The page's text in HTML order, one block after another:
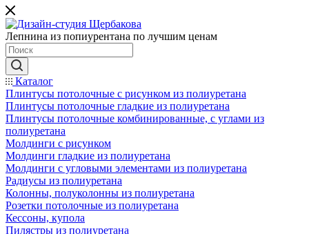
Лепнина из попиурентана по лучшим ценам
Каталог
Плинтусы потолочные с рисунком из полиуретана
Плинтусы потолочные гладкие из полиуретана
Плинтусы потолочные комбинированные, с углами из
полиуретана
Молдинги c рисунком
Молдинги гладкие из полиуретана
Молдинги с угловыми элементами из полиуретана
Радиусы из полиуретана
Колонны, полуколонны из полиуретана
Розетки потолочные из полиуретана
Кессоны, купола
Пилястры из полиуретана